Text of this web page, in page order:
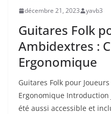
décembre 21, 2023 yavb3
Guitares Folk
Ambidextres :
Ergonomique
Guitares Folk pour
Ergonomique Introduction
été aussi‌ accessible et